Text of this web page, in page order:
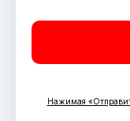
Нажимая